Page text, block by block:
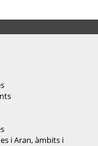
i Aran, àmbits i